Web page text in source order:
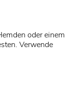
oder einem
Verwende